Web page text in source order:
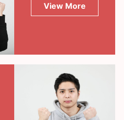
View More